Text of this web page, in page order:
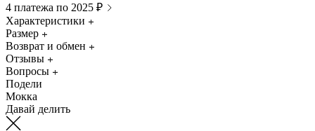
4 платежа по 2025 ₽
Характеристики
Размер
Возврат и обмен
Отзывы
Вопросы
Подели
Мокка
Давай делить